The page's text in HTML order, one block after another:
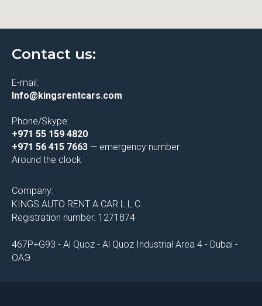
Contact us:
E-mail:
Info@kingsrentcars.com
Phone/Skype:
+971 55 159 4820
+971 56 415 7663 — emergency number
Around the clock
Company:
KINGS AUTO RENT A CAR L.L.C.
Registration number. 1271874
467P+G93 - Al Quoz - Al Quoz Industrial Area 4 - Dubai -
ОАЭ